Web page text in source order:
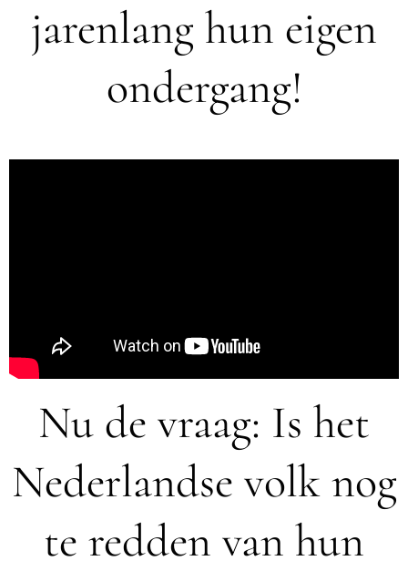
jarenlang hun eigen
ondergang!
Nu de vraag: Is het
Nederlandse volk nog
te redden van hun